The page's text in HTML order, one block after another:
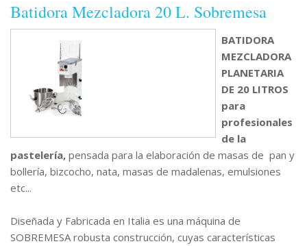
Batidora Mezcladora 20 L. Sobremesa
BATIDORA
MEZCLADORA
PLANETARIA
DE 20 LITROS
para
profesionales
de la
pastelería, pensada para la elaboración de masas de pan y
bollería, bizcocho, nata, masas de madalenas, emulsiones
etc...
Diseñada y Fabricada en Italia es una máquina de
SOBREMESA robusta construcción, cuyas características